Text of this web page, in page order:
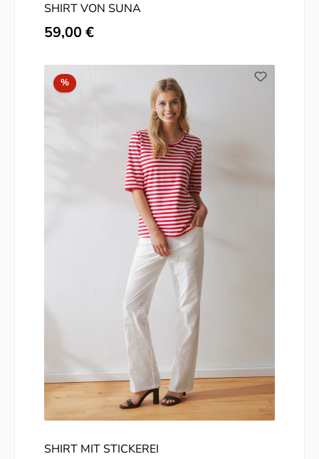
SHIRT VON SUNA
Regulärer Preis:
59,00 €
%Rabatt
SHIRT MIT STICKEREI